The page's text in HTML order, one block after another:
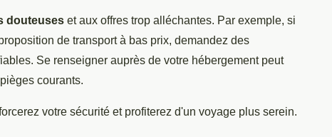
douteuses et aux offres trop alléchantes. Par exemple, si
de transport à bas prix, demandez des
Se renseigner auprès de votre hébergement peut
courants.
votre sécurité et profiterez d'un voyage plus serein.